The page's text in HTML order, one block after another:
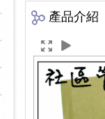
產品介紹